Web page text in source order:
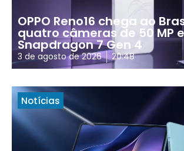
OPPO Reno16 chega ao
quatro câmeras de 50 MP e
Snapdragon 7 Gen 4
3 de agosto de 2026 20:48
Notícias